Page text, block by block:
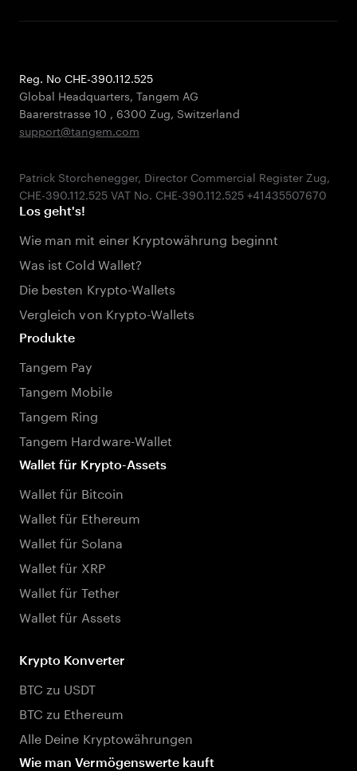
Reg. No CHE-390.112.525
Global Headquarters, Tangem AG
Baarerstrasse 10 , 6300 Zug, Switzerland
support@tangem.com
Patrick Storchenegger, Director Commercial Register Zug,
Los geht's!
Wie man mit einer Kryptowährung beginnt
Was ist Cold Wallet?
Die besten Krypto-Wallets
Vergleich von Krypto-Wallets
Produkte
Tangem Pay
Tangem Mobile
Tangem Ring
Tangem Hardware-Wallet
Wallet für Krypto-Assets
Wallet für Bitcoin
Wallet für Ethereum
Wallet für Solana
Wallet für XRP
Wallet für Tether
Wallet für Assets
Krypto Konverter
BTC zu USDT
BTC zu Ethereum
Alle Deine Kryptowährungen
Wie man Vermögenswerte kauft